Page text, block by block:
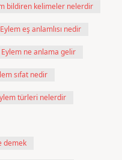
bildiren kelimeler nelerdir
Eylem eş anlamlısı nedir
Eylem ne anlama gelir
sıfat nedir
türleri nelerdir
demek